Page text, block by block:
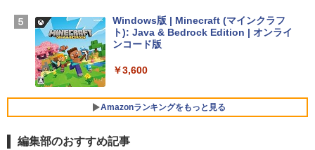
SSD インテル Core 5
￥129,800
Core i5/16GB/SSD 512GB/ホワイト) FM
VWK3E15W_AZ
￥139,880
Windows版 | Minecraft (マインクラフ
ト): Java & Bedrock Edition | オンライ
ンコード版
￥3,600
Amazonランキングをもっと見る
編集部のおすすめ記事